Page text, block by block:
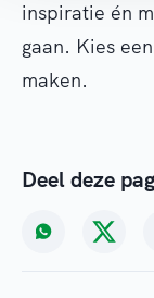
inspiratie én
gaan. Kies
maken.
Deel deze